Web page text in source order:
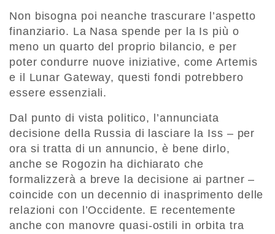
Non bisogna poi neanche trascurare l’aspetto
finanziario. La Nasa spende per la Is più o
meno un quarto del proprio bilancio, e per
poter condurre nuove iniziative, come Artemis
e il Lunar Gateway, questi fondi potrebbero
essere essenziali.
Dal punto di vista politico, l’annunciata
decisione della Russia di lasciare la Iss – per
ora si tratta di un annuncio, è bene dirlo,
anche se Rogozin ha dichiarato che
formalizzerà a breve la decisione ai partner –
coincide con un decennio di inasprimento delle
relazioni con l’Occidente. E recentemente
anche con manovre quasi-ostili in orbita tra